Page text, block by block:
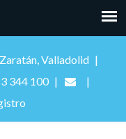
Valladolid
344 100